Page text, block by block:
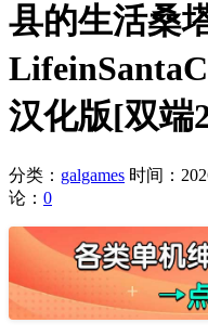
县的生活桑
汉化版[双端
分类： galgames 时间：
论： 0